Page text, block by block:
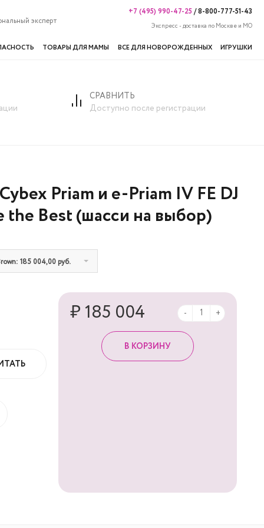
эксперт
+7 (495) 990-47-25/8-800-777-51-43
Экспресс - доставка по Москве и МО
ТОВАРЫ ДЛЯ МАМЫ ВСЕ ДЛЯ НОВОРОЖДЕННЫХ ИГРУШКИ
СРАВНИТЬ
Доступно после регистрации
Priam и e-Priam IV FE DJ
the Best (шасси на выбор)
185 004,00 руб.
₽ 185 004 - +